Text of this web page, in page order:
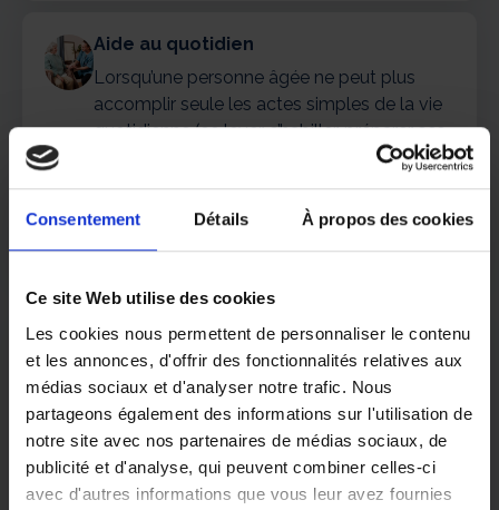
Consentement Détails À propos des cookies
Ce site Web utilise des cookies
Les cookies nous permettent de personnaliser le contenu
et les annonces, d'offrir des fonctionnalités relatives aux
médias sociaux et d'analyser notre trafic. Nous
partageons également des informations sur l'utilisation de
notre site avec nos partenaires de médias sociaux, de
publicité et d'analyse, qui peuvent combiner celles-ci
avec d'autres informations que vous leur avez fournies
Aide au quotidien
Lorsqu’une personne âgée ne peut plus
accomplir seule les actes simples de la vie
quotidienne (se lever, s’habiller, préparer ses
repas…), elle peut recourir à une auxiliaire de
vie. Les équipes ADHAP vous
accompagnent au quotidien.
Votre agence ADHAP de
Neuilly Plaisance
Mr Bensaad, Responsable d’agence du centre
ADHAP Neuilly Plaisance et son équipe sont à
votre disposition pour vous proposer des